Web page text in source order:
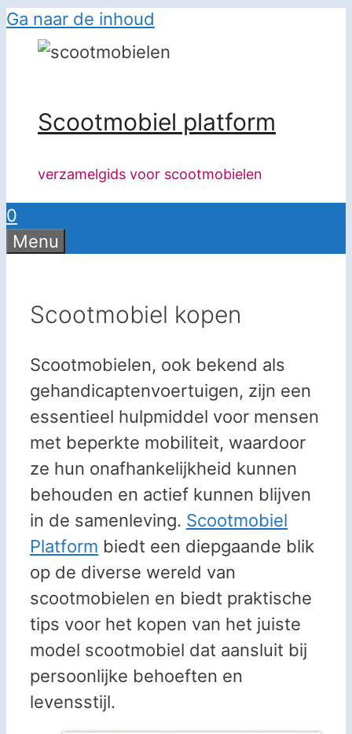
Ga naar de inhoud
Scootmobiel platform
verzamelgids voor scootmobielen
0
Menu
Scootmobiel kopen
Scootmobielen, ook bekend als
gehandicaptenvoertuigen, zijn een
essentieel hulpmiddel voor mensen
met beperkte mobiliteit, waardoor
ze hun onafhankelijkheid kunnen
behouden en actief kunnen blijven
in de samenleving. Scootmobiel
Platform biedt een diepgaande blik
op de diverse wereld van
scootmobielen en biedt praktische
tips voor het kopen van het juiste
model scootmobiel dat aansluit bij
persoonlijke behoeften en
levensstijl.